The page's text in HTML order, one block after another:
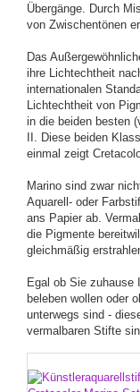
Übergänge. Durch
von Zwischentönen
Das
ihre Lichtechtheit
internationalen
Lichtechtheit von
in die beiden besten
II. Diese beiden
einmal zeigt
Marino sind zwar
Aquarell- oder
ans Papier ab.
die Pigmente
gleichmäßig
Egal ob Sie zuhause
beleben wollen oder
unterwegs sind -
vermalbaren Stifte